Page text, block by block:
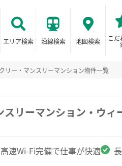
エリア検索 沿線検索 地図検索 こ
リー・マンスリーマンション物件一覧
リーマンション・ウィ
高速Wi-Fi完備で仕事が快適